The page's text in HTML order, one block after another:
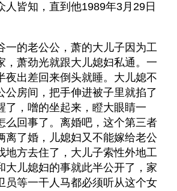
人皆知，直到他1989年3月29日
一的老公公，萧的大儿子因为工
，萧劲光就跟大儿媳妇私通。一
夜出差回来倒头就睡。大儿媳不
公房间，把手伸进被子里就掐了
了，噌的坐起来，瞪大眼睛一
回事了。离婚吧，这个第三者
离了婚，儿媳妇又不能嫁给老公
地方去住了，大儿子索性外地工
大儿媳妇的事就此半公开了，家
员等一干人马都必须听从这个女